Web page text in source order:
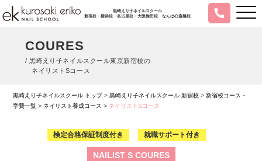
黒崎えり子ネイルスクール
新宿校・横浜校・名古屋校・大阪梅田校・なんば心斎橋校
COURES
/ 黒崎えり子ネイルスクール東京新宿校の
ネイリストSコース
黒崎えり子ネイルスクール トップ>黒崎えり子ネイルスクール 新宿校 >新宿校コース・
学費一覧 >ネイリスト養成コース > ネイリストSコース
検定合格保証制度付き 就職サポート付き
NAILIST S COURES